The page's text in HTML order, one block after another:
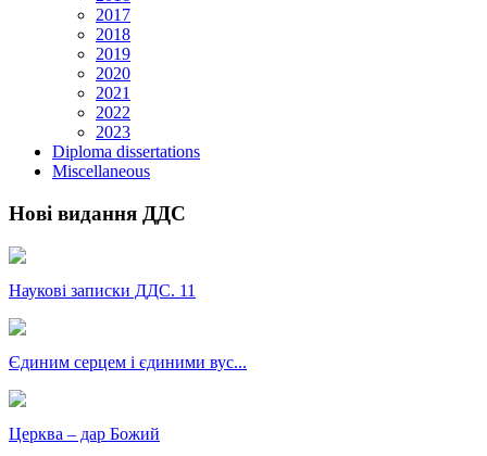
2017
2018
2019
2020
2021
2022
2023
Diploma dissertations
Miscellaneous
Нові видання ДДС
Наукові записки ДДС. 11
Єдиним серцем і єдиними вус...
Церква – дар Божий